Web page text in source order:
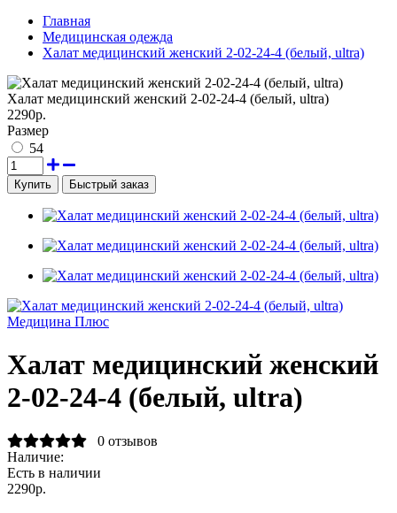
Главная
Медицинская одежда
Халат медицинский женский 2-02-24-4 (белый, ultra)
Халат медицинский женский 2-02-24-4 (белый, ultra)
2290р.
Размер
54
Быстрый заказ
Медицина Плюс
Халат медицинский женский
2-02-24-4 (белый, ultra)
0 отзывов
Наличие:
Есть в наличии
2290р.